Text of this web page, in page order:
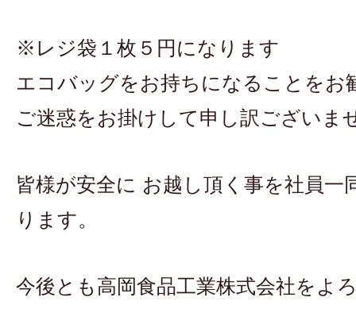
※レジ袋１枚５円になります
エコバッグをお持ちになることをお
ご迷惑をお掛けして申し訳ございま
皆様が安全に お越し頂く事を社員一
ります。
今後とも高岡食品工業株式会社をよ